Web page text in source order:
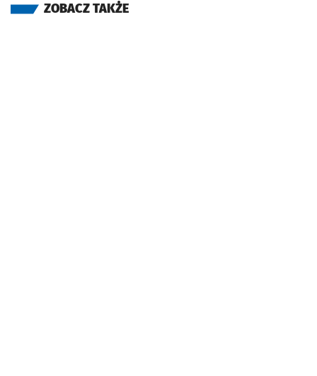
ZOBACZ TAKŻE